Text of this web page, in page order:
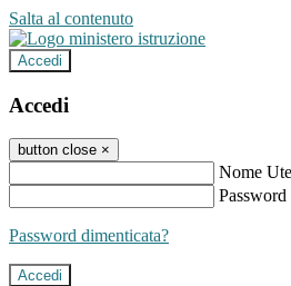
Salta al contenuto
Accedi
Accedi
button close ×
Nome
Password
Password dimenticata?